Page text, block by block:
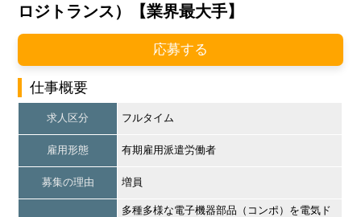
ロジトランス）【業界最大手】
応募する
仕事概要
求人区分 フルタイム
雇用形態 有期雇用派遣労働者
募集の理由 増員
多種多様な電子機器部品（コンポ）を電気ド